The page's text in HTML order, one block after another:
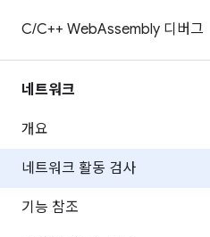
C/C++ WebAssembly 디버그
네트워크
개요
네트워크 활동 검사
기능 참조